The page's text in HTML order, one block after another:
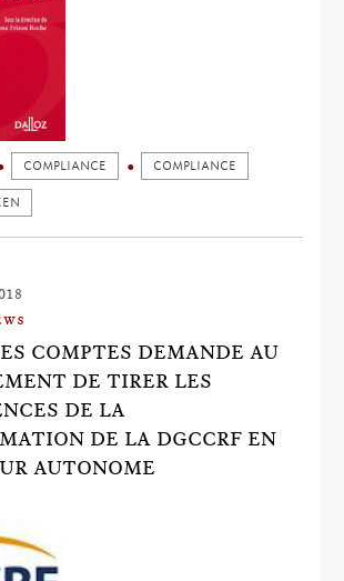
COMPLIANCE COMPLIANCE
COMPTES DEMANDE AU
DE TIRER LES
DE LA
DE LA DGCCRF EN
AUTONOME